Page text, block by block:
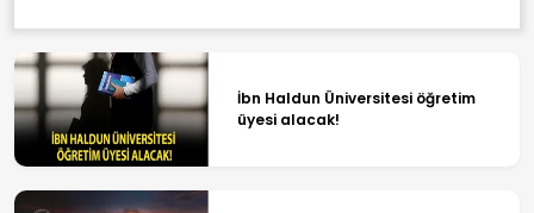
İbn Haldun Üniversitesi öğretim
üyesi alacak!